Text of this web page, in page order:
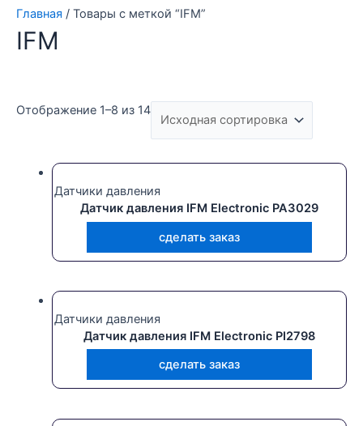
Главная / Товары с меткой “IFM”
IFM
Текстовый поиск
Отображение 1–8 из 14
Датчики давления
Датчик давления IFM Electronic PA3029
сделать заказ
Датчики давления
Датчик давления IFM Electronic PI2798
сделать заказ